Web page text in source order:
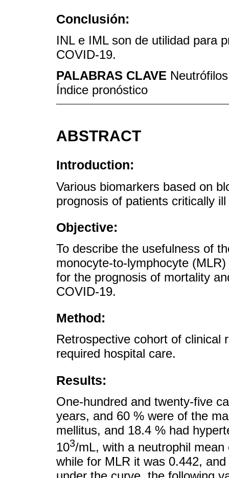
Conclusión:
INL e IML son de utilidad para
COVID-19.
PALABRAS CLAVE
Índice pronóstico
ABSTRACT
Introduction:
Various biomarkers based on
prognosis of patients critically
Objective:
To describe the usefulness of
monocyte-to-lymphocyte
for the prognosis of mortality
COVID-19.
Method:
Retrospective cohort of clinical
required hospital care.
Results:
One-hundred and twenty-five
years, and 60 % were of the
mellitus, and 18.4 % had
103/mL, with a neutrophil mean
while for MLR it was 0.442,